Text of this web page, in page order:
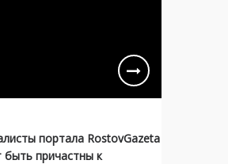
портала RostovGazeta
быть причастны к